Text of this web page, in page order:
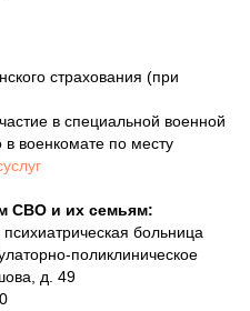
страхования (при
в специальной военной
военкомате по месту
СВО и их семьям:
больница
поликлиническое
д. 49